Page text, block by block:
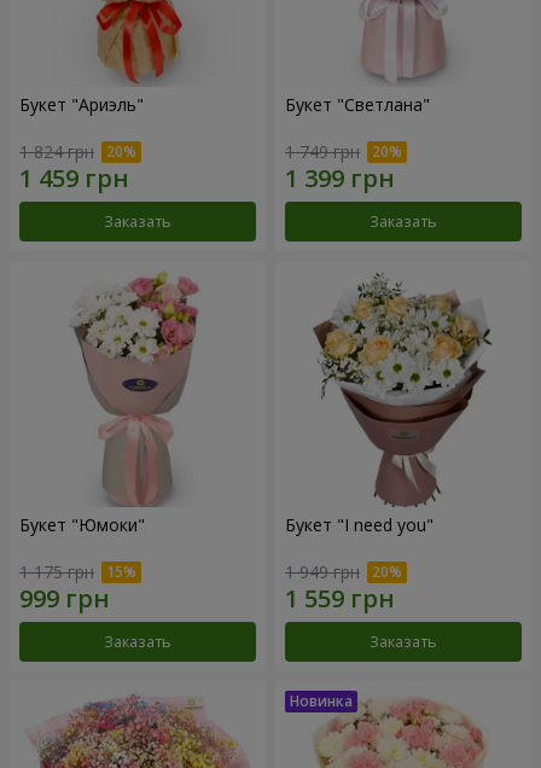
Букет "Ариэль"
1 824 грн
Заказать
Букет "Светлана"
1 749 грн
Заказать
Букет "Юмоки"
1 175 грн
Заказать
Букет "I need you"
1 949 грн
Заказать